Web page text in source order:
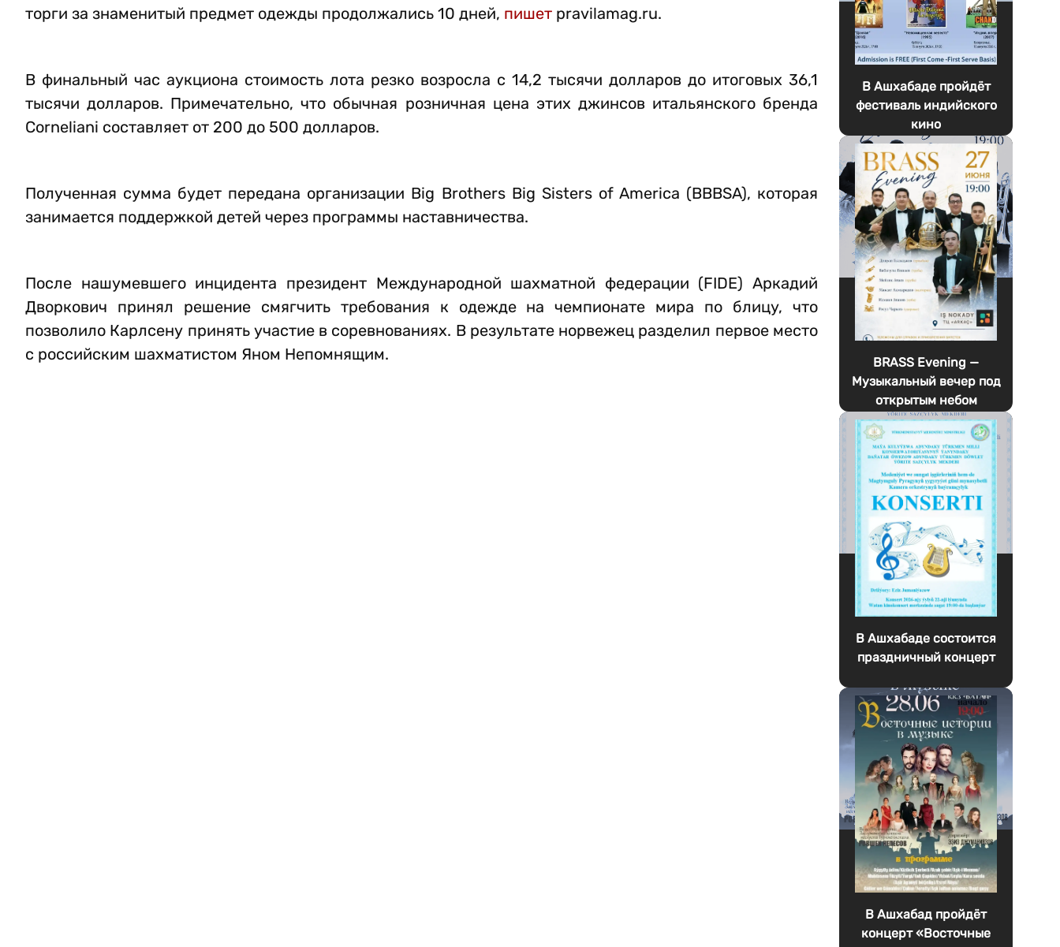
торги за знаменитый предмет одежды продолжались 10 дней, пишет pravilamag.ru.
В финальный час аукциона стоимость лота резко возросла с 14,2 тысячи долларов до итоговых 36,1
тысячи долларов. Примечательно, что обычная розничная цена этих джинсов итальянского бренда
Corneliani составляет от 200 до 500 долларов.
Полученная сумма будет передана организации Big Brothers Big Sisters of America (BBBSA), которая
занимается поддержкой детей через программы наставничества.
После нашумевшего инцидента президент Международной шахматной федерации (FIDE) Аркадий
Дворкович принял решение смягчить требования к одежде на чемпионате мира по блицу, что
позволило Карлсену принять участие в соревнованиях. В результате норвежец разделил первое место
с российским шахматистом Яном Непомнящим.
В Ашхабаде пройдёт
фестиваль индийского
кино
BRASS Evening —
Музыкальный вечер под
открытым небом
В Ашхабаде состоится
праздничный концерт
В Ашхабад пройдёт
концерт «Восточные